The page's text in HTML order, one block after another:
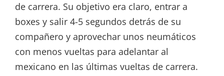
de carrera. Su objetivo era claro, entrar a
boxes y salir 4-5 segundos detrás de su
compañero y aprovechar unos neumáticos
con menos vueltas para adelantar al
mexicano en las últimas vueltas de carrera.